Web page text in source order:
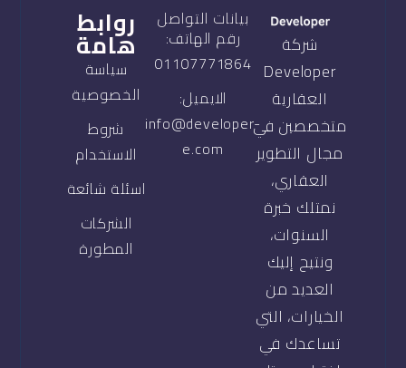
شركة
Developer
العقارية
متخصصين في
مجال التطوير
العقاري،
نمتلك خبرة
السنوات،
ونتيح إليك
العديد من
الخيارات، التي
تساعدك في
بيانات التواصل
رقم الهاتف:
01107771864
الايميل:
info@developer-
e.com
روابط
هامة
سياسة
الخصوصية
شروط
الاستخدام
اسئلة شائعة
الشركات
المطورة